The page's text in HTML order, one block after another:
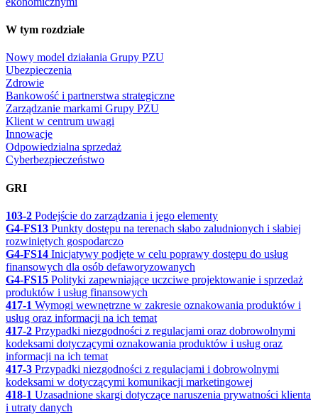
W tym rozdziale
Nowy model działania Grupy PZU
Ubezpieczenia
Zdrowie
Bankowość i partnerstwa strategiczne
Zarządzanie markami Grupy PZU
Klient w centrum uwagi
Innowacje
Odpowiedzialna sprzedaż
Cyberbezpieczeństwo
GRI
103-2 Podejście do zarządzania i jego elementy
G4-FS13 Punkty dostępu na terenach słabo zaludnionych i słabiej
rozwiniętych gospodarczo
G4-FS14 Inicjatywy podjęte w celu poprawy dostępu do usług
finansowych dla osób defaworyzowanych
G4-FS15 Polityki zapewniające uczciwe projektowanie i sprzedaż
produktów i usług finansowych
417-1 Wymogi wewnętrzne w zakresie oznakowania produktów i
usług oraz informacji na ich temat
417-2 Przypadki niezgodności z regulacjami oraz dobrowolnymi
kodeksami dotyczącymi oznakowania produktów i usług oraz
informacji na ich temat
417-3 Przypadki niezgodności z regulacjami i dobrowolnymi
kodeksami w dotyczącymi komunikacji marketingowej
418-1 Uzasadnione skargi dotyczące naruszenia prywatności klienta
i utraty danych